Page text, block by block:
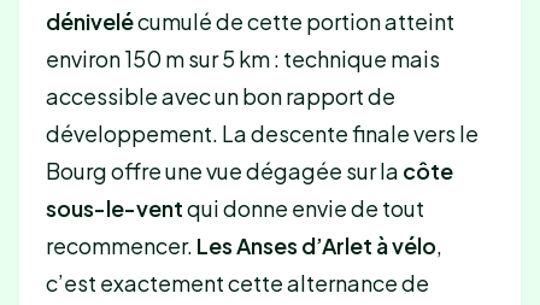
dénivelécumulé de cette portion atteint
environ 150 m sur 5 km : technique mais
accessible avec un bon rapport de
développement. La descente finale vers le
Bourg offre une vue dégagée sur la côte
sous-le-ventqui donne envie de tout
recommencer. Les Anses d’Arlet à vélo,
c’est exactement cette alternance de